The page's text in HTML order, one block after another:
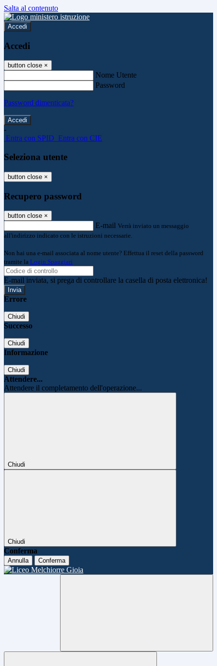
Salta al contenuto
Accedi
Accedi
button close ×
Nome Utente
Password
Password dimenticata?
-
Entra con SPID Entra con CIE
Seleziona utente
button close ×
Recupero password
button close ×
E-mail Verrà inviato un messaggio
all'indirizzo indicato con le istruzioni necessarie.
Non hai una e-mail associata al nome utente? Effettua il reset della password
tramite la Login Spaggiari
E-mail inviata, si prega di controllare la casella di posta elettronica!
Errore
Chiudi
Successo
Chiudi
Informazione
Chiudi
Attendere...
Attendere il completamento dell'operazione...
Chiudi
Chiudi
Conferma
Annulla Conferma